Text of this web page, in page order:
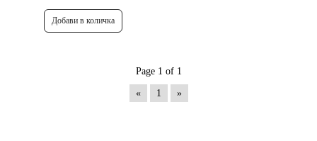
Page 1 of 1
« 1 »